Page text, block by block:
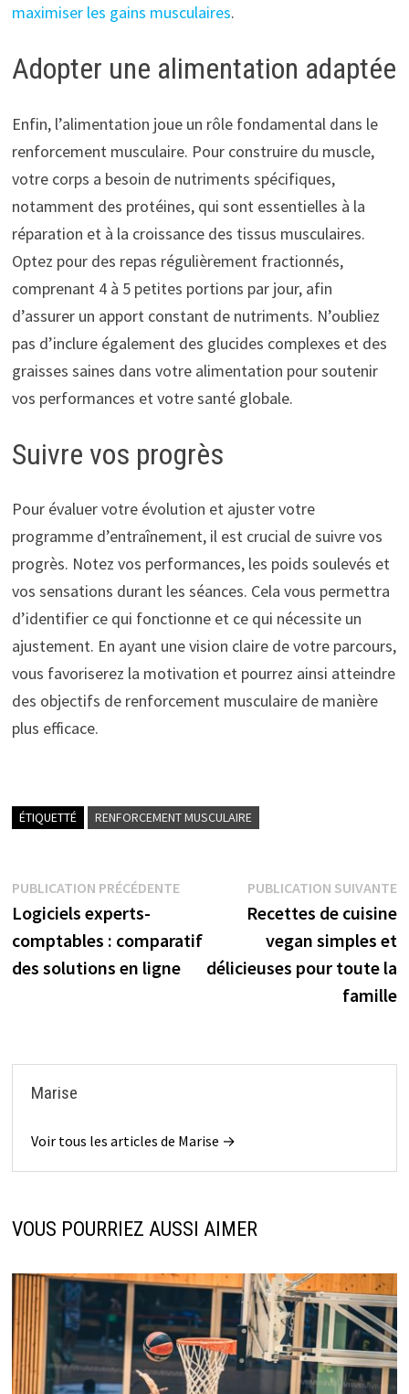
maximiser les gains musculaires.
Adopter une alimentation adaptée
Enfin, l’alimentation joue un rôle fondamental dans le
renforcement musculaire. Pour construire du muscle,
votre corps a besoin de nutriments spécifiques,
notamment des protéines, qui sont essentielles à la
réparation et à la croissance des tissus musculaires.
Optez pour des repas régulièrement fractionnés,
comprenant 4 à 5 petites portions par jour, afin
d’assurer un apport constant de nutriments. N’oubliez
pas d’inclure également des glucides complexes et des
graisses saines dans votre alimentation pour soutenir
vos performances et votre santé globale.
Suivre vos progrès
Pour évaluer votre évolution et ajuster votre
programme d’entraînement, il est crucial de suivre vos
progrès. Notez vos performances, les poids soulevés et
vos sensations durant les séances. Cela vous permettra
d’identifier ce qui fonctionne et ce qui nécessite un
ajustement. En ayant une vision claire de votre parcours,
vous favoriserez la motivation et pourrez ainsi atteindre
des objectifs de renforcement musculaire de manière
plus efficace.
ÉTIQUETTÉ RENFORCEMENT MUSCULAIRE
Navigation
de
l’article
PUBLICATION PRÉCÉDENTEPublication
précédente :
Logiciels experts-
comptables : comparatif
des solutions en ligne
PUBLICATION SUIVANTE
Recettes de cuisine
vegan simples et
délicieuses pour toute la
famille
Marise
Voir tous les articles de Marise →
VOUS POURRIEZ AUSSI AIMER